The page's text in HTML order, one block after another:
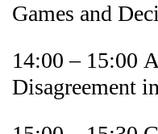
Games and
14:00 – 15:00
Disagreement